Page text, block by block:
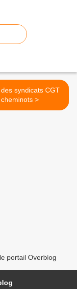
syndicats CGT
cheminots >
portail Overblog